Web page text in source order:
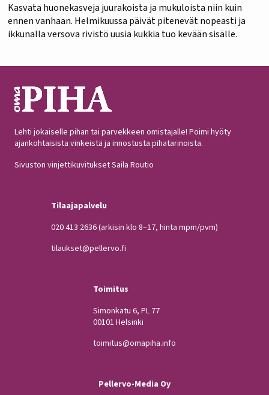
Kasvata huonekasveja juurakoista ja mukuloista niin kuin
ennen vanhaan. Helmikuussa päivät pitenevät nopeasti ja
ikkunalla versova rivistö uusia kukkia tuo kevään sisälle.
Lehti jokaiselle pihan tai parvekkeen omistajalle! Poimi hyöty
ajankohtaisista vinkeistä ja innostusta pihatarinoista.
Sivuston vinjettikuvitukset Saila Routio
Tilaajapalvelu
020 413 2636(arkisin klo 8–17, hinta mpm/pvm)
tilaukset@pellervo.fi
Toimitus
Simonkatu 6, PL 77
00101 Helsinki
toimitus@omapiha.info
Pellervo-Media Oy